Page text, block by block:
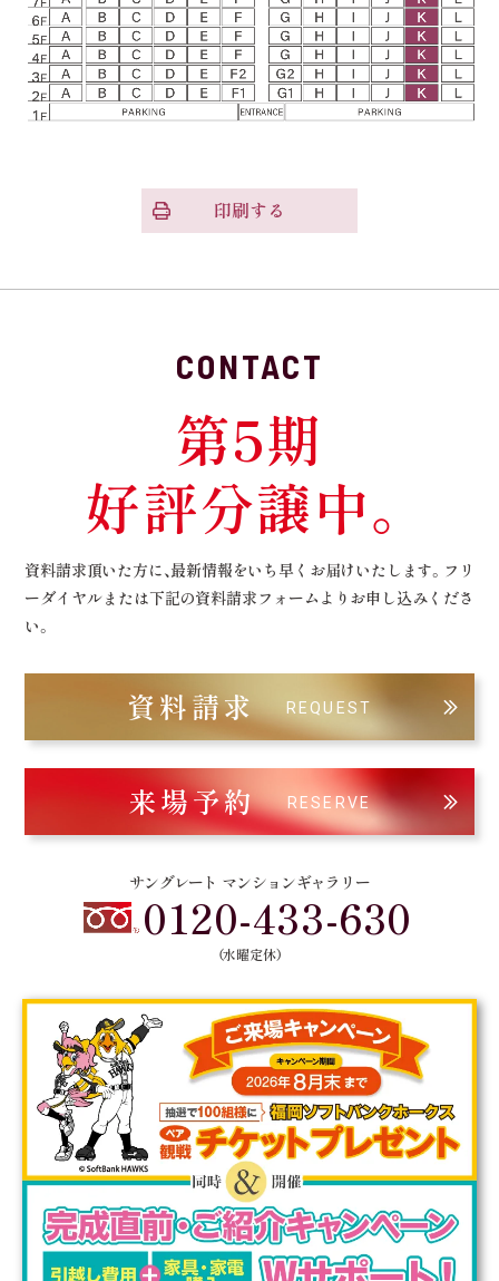
印刷する
CONTACT
第5期
好評分譲中。
資料請求頂いた方に、最新情報をいち早くお届けいたします。 フリ
ーダイヤルまたは下記の資料請求フォームよりお申し込みくださ
い。
資料請求 REQUEST
来場予約 RESERVE
サングレート マンションギャラリー
0120-433-630
（水曜定休）